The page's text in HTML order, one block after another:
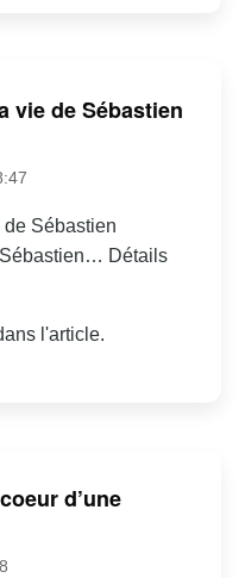
vie de Sébastien
Sébastien
Détails
l'article.
d’une